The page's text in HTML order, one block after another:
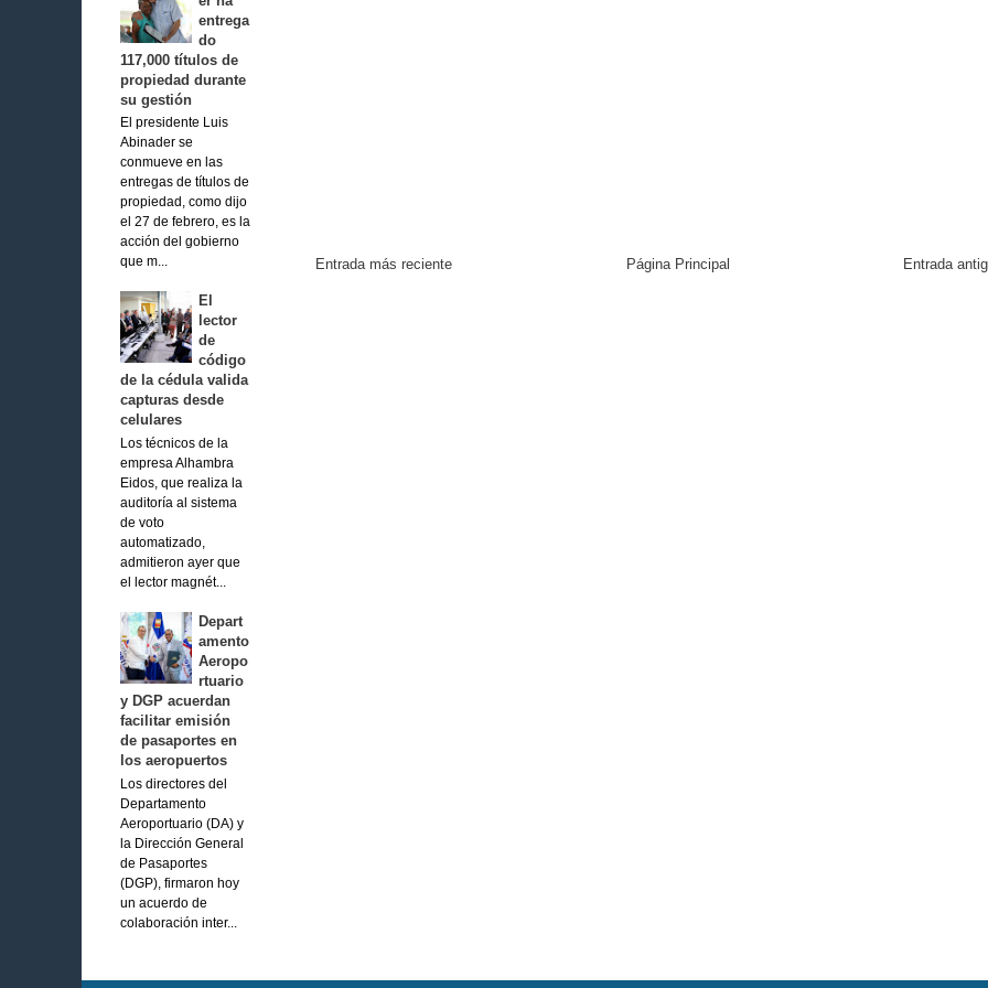
entrega
do
117,000 títulos de
propiedad durante
su gestión
El presidente Luis
Abinader se
conmueve en las
entregas de títulos de
propiedad, como dijo
el 27 de febrero, es la
acción del gobierno
que m...
El
lector
de
código
de la cédula valida
capturas desde
celulares
Los técnicos de la
empresa Alhambra
Eidos, que realiza la
auditoría al sistema
de voto
automatizado,
admitieron ayer que
el lector magnét...
Depart
amento
Aeropo
rtuario
y DGP acuerdan
facilitar emisión
de pasaportes en
los aeropuertos
Los directores del
Departamento
Aeroportuario (DA) y
la Dirección General
de Pasaportes
(DGP), firmaron hoy
un acuerdo de
colaboración inter...
Entrada más reciente Entrada
Página Principal